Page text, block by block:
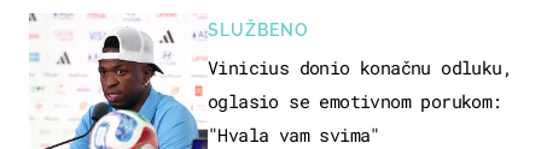
SLUŽBENO
Vinicius donio konačnu odluku,
oglasio se emotivnom porukom:
"Hvala vam svima"